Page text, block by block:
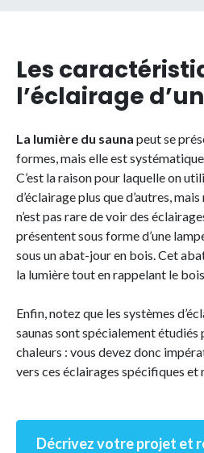
Les
l’éclairage
La lumière du sauna peut se
formes, mais elle est
C’est la raison pour laquelle on
d’éclairage plus que d’autres,
n’est pas rare de voir des
présentent sous forme d’une
sous un abat-jour en bois. Cet
la lumière tout en rappelant le
Enfin, notez que les systèmes
saunas sont spécialement
chaleurs : vous devez donc
vers ces éclairages spécifiques et
Décrivez votre projet et